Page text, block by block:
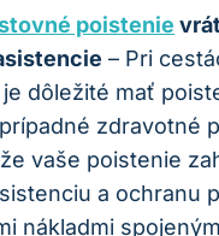
poistenie
– Pri
je dôležité mať
zdravotné
vaše poistenie
a ochranu
nákladmi